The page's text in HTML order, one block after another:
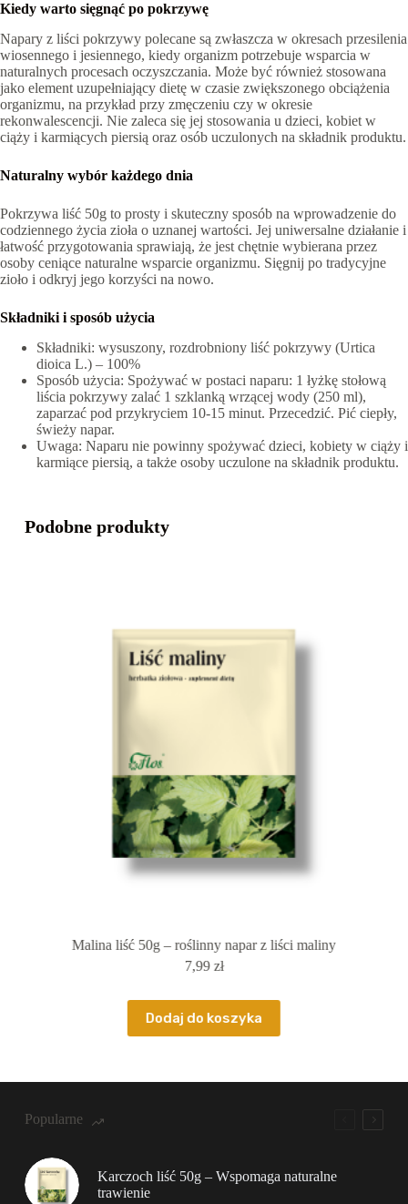
Kiedy warto sięgnąć po pokrzywę
Napary z liści pokrzywy polecane są zwłaszcza w okresach przesilenia
wiosennego i jesiennego, kiedy organizm potrzebuje wsparcia w
naturalnych procesach oczyszczania. Może być również stosowana
jako element uzupełniający dietę w czasie zwiększonego obciążenia
organizmu, na przykład przy zmęczeniu czy w okresie
rekonwalescencji. Nie zaleca się jej stosowania u dzieci, kobiet w
ciąży i karmiących piersią oraz osób uczulonych na składnik produktu.
Naturalny wybór każdego dnia
Pokrzywa liść 50g to prosty i skuteczny sposób na wprowadzenie do
codziennego życia zioła o uznanej wartości. Jej uniwersalne działanie i
łatwość przygotowania sprawiają, że jest chętnie wybierana przez
osoby ceniące naturalne wsparcie organizmu. Sięgnij po tradycyjne
zioło i odkryj jego korzyści na nowo.
Składniki i sposób użycia
Składniki: wysuszony, rozdrobniony liść pokrzywy (Urtica
dioica L.) – 100%
Sposób użycia: Spożywać w postaci naparu: 1 łyżkę stołową
liścia pokrzywy zalać 1 szklanką wrzącej wody (250 ml),
zaparzać pod przykryciem 10-15 minut. Przecedzić. Pić ciepły,
świeży napar.
Uwaga: Naparu nie powinny spożywać dzieci, kobiety w ciąży i
karmiące piersią, a także osoby uczulone na składnik produktu.
Podobne produkty
Malina liść 50g – roślinny napar z liści maliny
7,99 zł
Dodaj do koszyka
Popularne
Karczoch liść 50g – Wspomaga naturalne
trawienie